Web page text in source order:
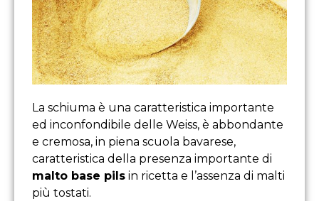
La schiuma è una caratteristica importante
ed inconfondibile delle Weiss, è abbondante
e cremosa, in piena scuola bavarese,
caratteristica della presenza importante di
malto base pils in ricetta e l’assenza di malti
più tostati.